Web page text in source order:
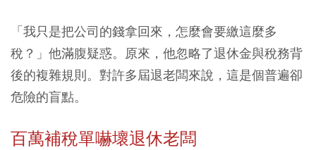
「我只是把公司的錢拿回來，怎麼會要繳這麼多
稅？」他滿腹疑惑。原來，他忽略了退休金與稅務背
後的複雜規則。對許多屆退老闆來說，這是個普遍卻
危險的盲點。
百萬補稅單嚇壞退休老闆